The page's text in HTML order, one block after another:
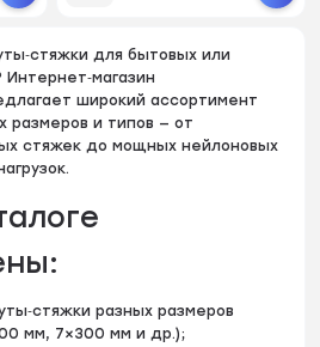
для бытовых или
широкий ассортимент
размеров и типов — от
стяжек до мощных нейлоновых
разных размеров
мм, 7×300 мм и др.);